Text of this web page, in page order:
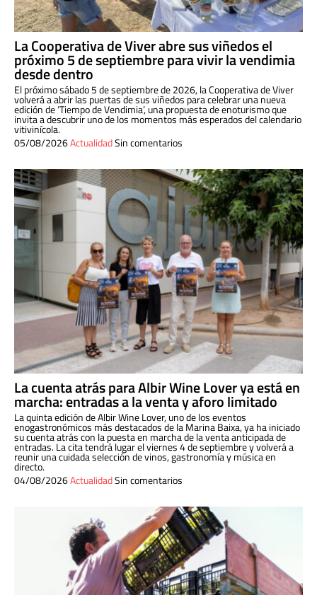
La Cooperativa de Viver abre sus viñedos el
próximo 5 de septiembre para vivir la vendimia
desde dentro
El próximo sábado 5 de septiembre de 2026, la Cooperativa de Viver
volverá a abrir las puertas de sus viñedos para celebrar una nueva
edición de ‘Tiempo de Vendimia’, una propuesta de enoturismo que
invita a descubrir uno de los momentos más esperados del calendario
vitivinícola.
05/08/2026ActualidadSin comentarios
La cuenta atrás para Albir Wine Lover ya está en
marcha: entradas a la venta y aforo limitado
La quinta edición de Albir Wine Lover, uno de los eventos
enogastronómicos más destacados de la Marina Baixa, ya ha iniciado
su cuenta atrás con la puesta en marcha de la venta anticipada de
entradas. La cita tendrá lugar el viernes 4 de septiembre y volverá a
reunir una cuidada selección de vinos, gastronomía y música en
directo.
04/08/2026ActualidadSin comentarios